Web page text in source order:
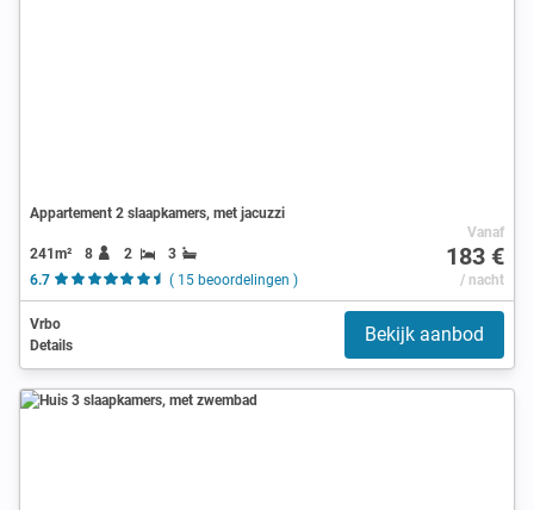
Appartement 2 slaapkamers, met jacuzzi
241m² 8 2
3
6.7
( 15 beoordelingen )
Vanaf
183 €
/ nacht
Vrbo
Details
Bekijk aanbod